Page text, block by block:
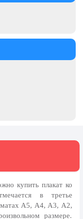
купить плакат ко
в третье
А5, А4, А3, А2,
размере.